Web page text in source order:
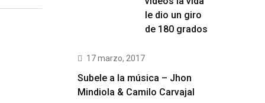
le dio un giro
de 180 grados
17 marzo, 2017
Subele a la música – Jhon
Mindiola & Camilo Carvajal